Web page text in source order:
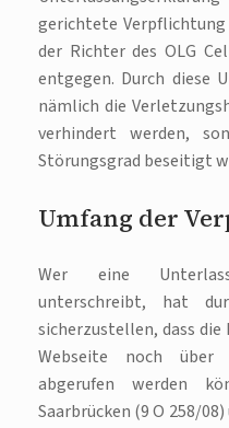
gerichtete
der Richter des OLG
entgegen. Durch diese
nämlich die
verhindert werden,
Störungsgrad beseitigt
Umfang der
Wer eine
unterschreibt, hat
sicherzustellen, dass
Webseite noch über
abgerufen werden
Saarbrücken (9 O 258/